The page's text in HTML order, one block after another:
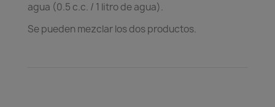
agua (0.5 c.c. / 1 litro de agua).
Se pueden mezclar los dos productos.